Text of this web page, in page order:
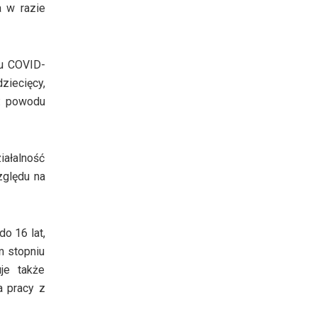
w razie
COVID-
powodu
na
16 lat,
stopniu
także
pracy z